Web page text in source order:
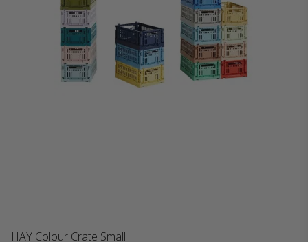
HAY Colour Crate Small